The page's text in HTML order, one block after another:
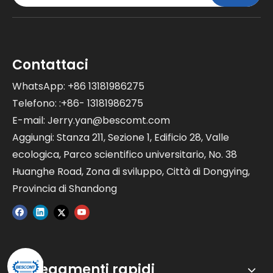
Contattaci
WhatsApp: +86 13181986275
Telefono: :+86- 13181986275
E-mail: Jerry.yan@bescomt.com
Aggiungi: Stanza 211, Sezione 1, Edificio 28, Valle
ecologica, Parco scientifico universitario, No. 38
Huanghe Road, Zona di sviluppo, Città di Dongying,
Provincia di Shandong